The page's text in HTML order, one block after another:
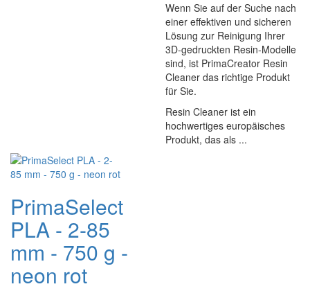
Wenn Sie auf der Suche nach
einer effektiven und sicheren
Lösung zur Reinigung Ihrer
3D-gedruckten Resin-Modelle
sind, ist PrimaCreator Resin
Cleaner das richtige Produkt
für Sie.
Resin Cleaner ist ein
hochwertiges europäisches
Produkt, das als ...
PrimaSelect
PLA - 2-85
mm - 750 g -
neon rot